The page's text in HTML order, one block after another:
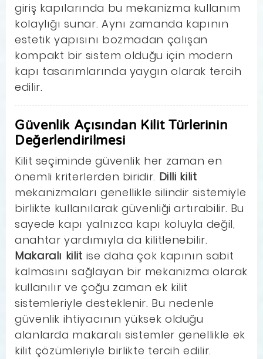
giriş kapılarında bu mekanizma kullanım
kolaylığı sunar. Aynı zamanda kapının
estetik yapısını bozmadan çalışan
kompakt bir sistem olduğu için modern
kapı tasarımlarında yaygın olarak tercih
edilir.
Güvenlik Açısından Kilit Türlerinin
Değerlendirilmesi
Kilit seçiminde güvenlik her zaman en
önemli kriterlerden biridir. Dilli kilit
mekanizmaları genellikle silindir sistemiyle
birlikte kullanılarak güvenliği artırabilir. Bu
sayede kapı yalnızca kapı koluyla değil,
anahtar yardımıyla da kilitlenebilir.
Makaralı kilit ise daha çok kapının sabit
kalmasını sağlayan bir mekanizma olarak
kullanılır ve çoğu zaman ek kilit
sistemleriyle desteklenir. Bu nedenle
güvenlik ihtiyacının yüksek olduğu
alanlarda makaralı sistemler genellikle ek
kilit çözümleriyle birlikte tercih edilir.